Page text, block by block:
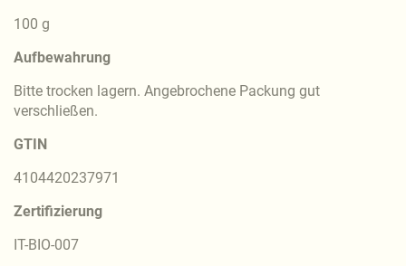
100 g
Aufbewahrung
Bitte trocken lagern. Angebrochene Packung gut
verschließen.
GTIN
4104420237971
Zertifizierung
IT-BIO-007